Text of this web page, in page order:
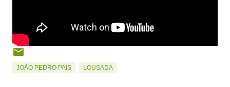
JOÃO PEDRO PAIS LOUSADA